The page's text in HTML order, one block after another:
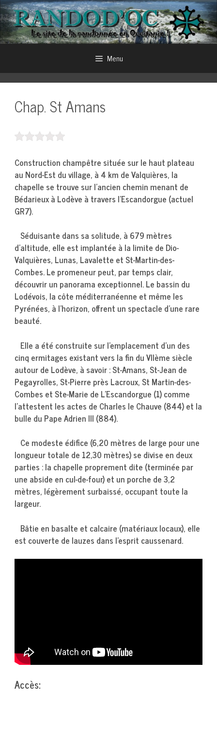
Aller
au
contenu
Menu
Chap. St Amans
Construction champêtre située sur le haut plateau
au Nord-Est du village, à 4 km de Valquières, la
chapelle se trouve sur l’ancien chemin menant de
Bédarieux à Lodève à travers l’Escandorgue (actuel
GR7).
Séduisante dans sa solitude, à 679 mètres
d’altitude, elle est implantée à la limite de Dio-
Valquières, Lunas, Lavalette et St-Martin-des-
Combes. Le promeneur peut, par temps clair,
découvrir un panorama exceptionnel. Le bassin du
Lodévois, la côte méditerranéenne et même les
Pyrénées, à l’horizon, offrent un spectacle d’une rare
beauté.
Elle a été construite sur l’emplacement d’un des
cinq ermitages existant vers la fin du VIIème siècle
autour de Lodève, à savoir : St-Amans, St-Jean de
Pegayrolles, St-Pierre près Lacroux, St Martin-des-
Combes et Ste-Marie de L’Escandorgue (1) comme
l’attestent les actes de Charles le Chauve (844) et la
bulle du Pape Adrien III (884).
Ce modeste édifice (6,20 mètres de large pour une
longueur totale de 12,30 mètres) se divise en deux
parties : la chapelle proprement dite (terminée par
une abside en cul-de-four) et un porche de 3,2
mètres, légèrement surbaissé, occupant toute la
largeur.
Bâtie en basalte et calcaire (matériaux locaux), elle
est couverte de lauzes dans l’esprit caussenard.
Accès: